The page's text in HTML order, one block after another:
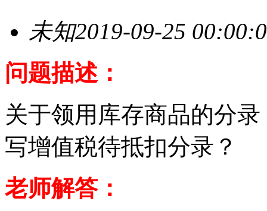
未知2019-09-25
问题描述：
关于领用库存商品的分
写增值税待抵扣分录？
老师解答：